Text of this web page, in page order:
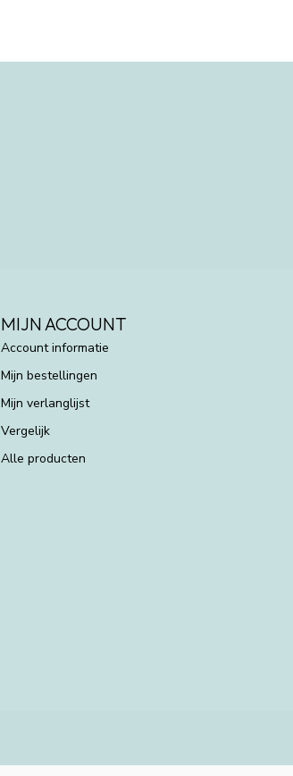
MIJN ACCOUNT
Account informatie
Mijn bestellingen
Mijn verlanglijst
Vergelijk
Alle producten